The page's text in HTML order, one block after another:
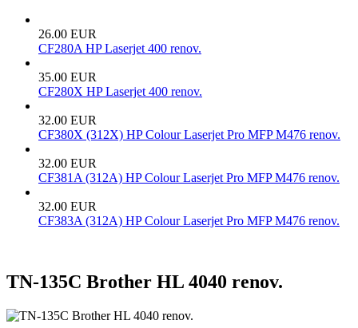
26.00 EUR
CF280A HP Laserjet 400 renov.
35.00 EUR
CF280X HP Laserjet 400 renov.
32.00 EUR
CF380X (312X) HP Colour Laserjet Pro MFP M476 renov.
32.00 EUR
CF381A (312A) HP Colour Laserjet Pro MFP M476 renov.
32.00 EUR
CF383A (312A) HP Colour Laserjet Pro MFP M476 renov.
TN-135C Brother HL 4040 renov.